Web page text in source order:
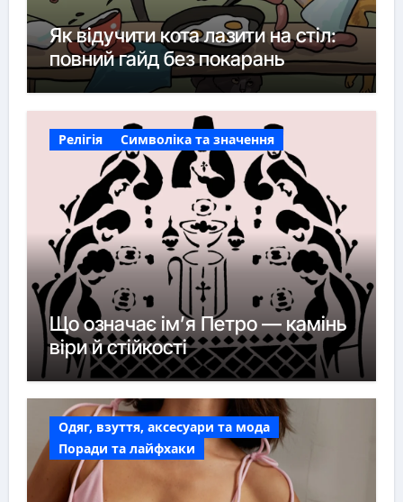
Як відучити кота лазити на стіл:
повний гайд без покарань
Релігія Символіка та значення
Що означає ім’я Петро — камінь
віри й стійкості
Одяг, взуття, аксесуари та мода
Поради та лайфхаки